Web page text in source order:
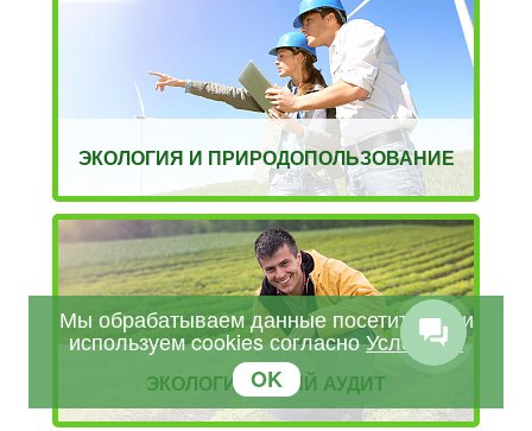
ЭКОЛОГИЯ И ПРИРОДОПОЛЬЗОВАНИЕ
ЭКОЛОГИЧЕСКИЙ АУДИТ
Мы обрабатываем данные посетителей и
используем cookies согласноУсловиям
OK